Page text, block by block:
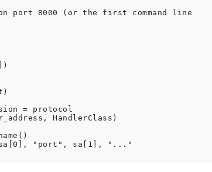
port 8000 (or the first command line
= protocol
HandlerClass)
sa[0], "port", sa[1], "..."